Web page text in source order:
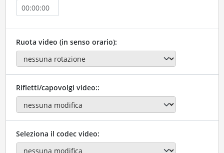
Ruota video (in senso orario):
Rifletti/capovolgi video::
Seleziona il codec video: